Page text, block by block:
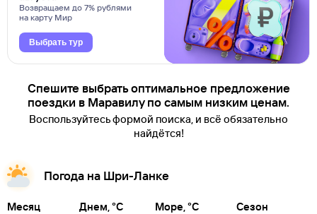
Возвращаем до 7% рублями
на карту Мир
Выбрать тур
Спешите выбрать оптимальное предложение
поездки в Маравилу по самым низким ценам.
Воспользуйтесь формой поиска, и всё обязательно
найдётся!
Погода на Шри-Ланке
Месяц Днем, °C Море, °C Сезон